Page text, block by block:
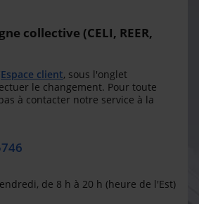
collective (CELI, REER,
Espace client, sous l'onglet
le changement. Pour toute
à contacter notre service à la
de 8 h à 20 h (heure de l'Est)